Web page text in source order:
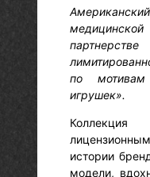
по
игрушек».
истории
модели,